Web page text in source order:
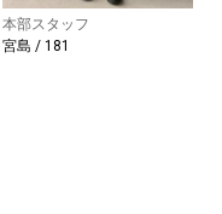
本部スタッフ
宮島 / 181